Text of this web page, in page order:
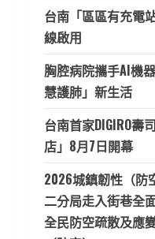
台南「區區有充電
線啟用
胸腔病院攜手AI機
慧護肺」新生活
台南首家DIGIRO壽
店」8月7日開幕
2026城鎮韌性（防
二分局走入街巷全
全民防空疏散及應